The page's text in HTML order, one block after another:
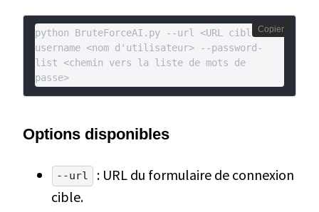
python BruteForceAI.py --url <URL cible> --
username <nom d'utilisateur> --password-
list <chemin vers la liste de mots de
passe>
Copier
Options disponibles
--url
: URL du formulaire de connexion
cible.